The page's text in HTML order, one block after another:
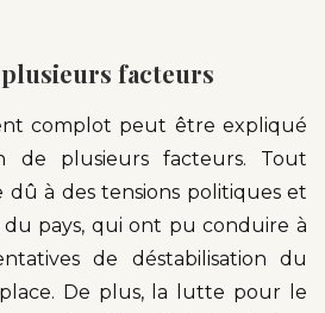
facteurs
complot peut être expliqué
de plusieurs facteurs. Tout
dû à des tensions politiques et
du pays, qui ont pu conduire à
de déstabilisation du
De plus, la lutte pour le